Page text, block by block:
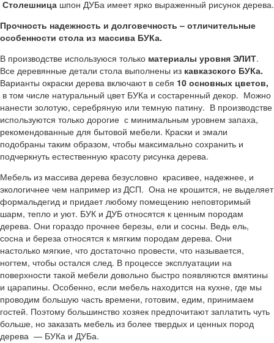
Столешница шпон ДУБа имеет ярко выраженный рисунок дерева.
Прочность надежность и долговечность – отличительные
особенности стола из массива БУКа.
В производстве используюся только материалы уровня ЭЛИТ.
Все деревянные детали стола выполнены из кавказского БУКа.
Варианты окраски дерева включают в себя 10 основных цветов,
в том числе натуральный цвет БУКа и состаренный декор. Можно
нанести золотую, серебряную или темную патину. В производстве
используются только дорогие с минимальным уровнем запаха,
рекомендованные для бытовой мебели. Краски и эмали
подобраны таким образом, чтобы максимально сохранить и
подчеркнуть естественную красоту рисунка дерева.
Мебель из массива дерева безусловно красивее, надежнее, и
экологичнее чем например из ДСП. Она не крошится, не выделяет
формальдегид и придает любому помещению неповторимый
шарм, тепло и уют. БУК и ДУБ относятся к ценным породам
дерева. Они гораздо прочнее березы, ели и сосны. Ведь ель,
сосна и береза относятся к мягким породам дерева. Они
настолько мягкие, что достаточно провести, что называется,
ногтем, чтобы остался след. В процессе эксплуатации на
поверхности такой мебели довольно быстро появляются вмятины
и царапины. Особенно, если мебель находится на кухне, где мы
проводим большую часть времени, готовим, едим, принимаем
гостей. Поэтому большинство хозяек предпочитают заплатить чуть
больше, но заказать мебель из более твердых и ценных пород
дерева — БУКа и ДУБа.